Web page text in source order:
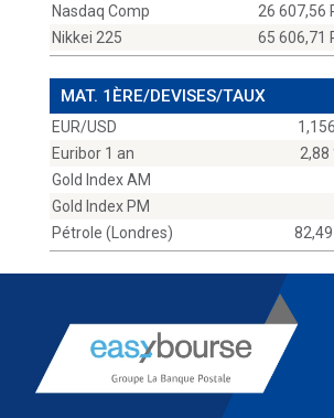
Nasdaq Comp
26 607,56
Nikkei 225
65 606,71
MAT. 1ÈRE/DEVISES/TAUX
EUR/USD
Euribor 1 an
2,88
Gold Index AM
Gold Index PM
Pétrole (Londres)